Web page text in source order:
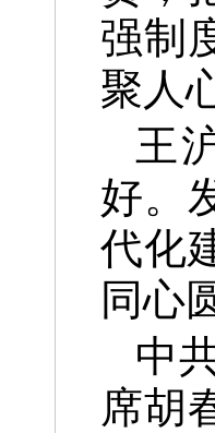
强制
聚人
王
好。
代化
同心
中
席胡